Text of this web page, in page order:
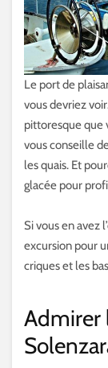
Le port de
vous devriez
pittoresque que
vous conseille
les quais. Et
glacée pour
Si vous en avez
excursion pour
criques et les
Admirer